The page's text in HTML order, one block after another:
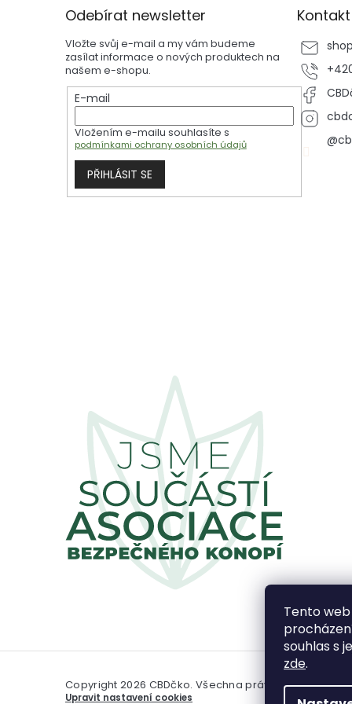
Tento
souhlas s
zde.
Odebírat newsletter
Vložte svůj e-mail a my vám budeme
zasílat informace o nových produktech na
našem e-shopu.
E-mail
Vložením e-mailu souhlasíte s
podmínkami ochrany osobních údajů
PŘIHLÁSIT SE
Kontakt
shop
Copyright 2026 CBDčko. Všechna práva vyhrazena.
Upravit nastavení cookies